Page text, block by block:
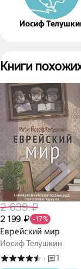
Иосиф
Книги
2 639 ₽
2 199 ₽ -17%
Еврейский мир
Иосиф Телушкин
·
1